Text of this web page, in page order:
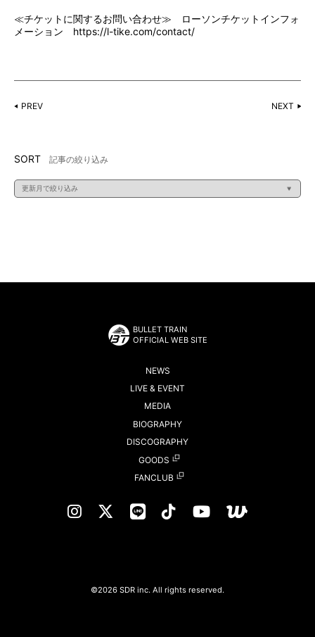
≪チケットに関するお問い合わせ≫ ローソンチケットインフォ
メーション https://l-tike.com/contact/
PREV NEXT
SORT 記事の絞り込み
BULLET TRAIN
OFFICIAL WEB SITE
NEWS
LIVE & EVENT
MEDIA
BIOGRAPHY
DISCOGRAPHY
GOODS
FANCLUB
©2026 SDR inc. All rights reserved.